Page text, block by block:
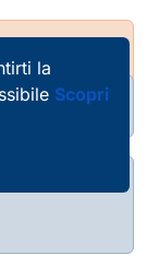
la
Scopri